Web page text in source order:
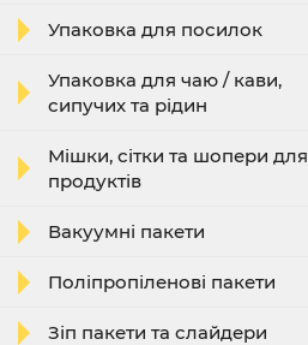
Упаковка для посилок
Упаковка для чаю / кави,
сипучих та рідин
Мішки, сітки та шопери для
продуктів
Вакуумні пакети
Поліпропіленові пакети
Зіп пакети та слайдери